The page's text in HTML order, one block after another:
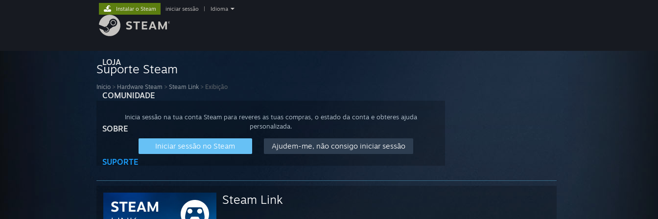
LOJA
COMUNIDADE
SOBRE
SUPORTE
Instalar o Steam iniciar sessão Idioma
Suporte Steam
Início > Hardware Steam > Steam Link > Exibição
Inicia sessão na tua conta Steam para reveres as tuas compras, o estado da conta e obteres ajuda
personalizada.
Iniciar sessão no Steam Ajudem-me, não consigo iniciar sessão
Steam Link